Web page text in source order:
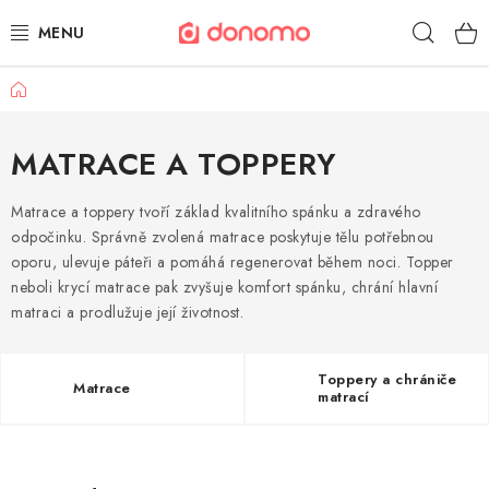
na
POLŠTÁŘE A PŘIKRÝVKY
MATRACE A TOPPERY
NÁBYTEK
OBLEČENÍ A OBUV
POVLEČENÍ A PROSTĚRADLA
Domů
MATRACE A TOPPERY
Matrace a toppery tvoří základ kvalitního spánku a zdravého
odpočinku. Správně zvolená matrace poskytuje tělu potřebnou
oporu, ulevuje páteři a pomáhá regenerovat během noci. Topper
neboli krycí matrace pak zvyšuje komfort spánku, chrání hlavní
matraci a prodlužuje její životnost.
Matrace
Toppery a chrániče
matrací